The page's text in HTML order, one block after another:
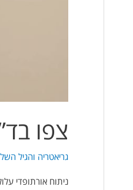
צפו
גריאטריה והגיל
ניתוח אורתופדי